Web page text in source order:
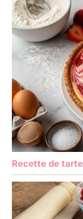
Recette de